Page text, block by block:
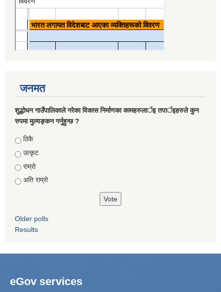
जनमत
शुद्धोधन गाउँपालिकाले गरेका विकास निर्माणका कामहरुलार्इ तपार्इहरुले कुन
रुपमा मुल्यङ्कन गर्नुहुन्छ ?
Choices
ठिकै
उत्कृट
राम्रो
अति राम्रो
Older polls
Results
eGov services